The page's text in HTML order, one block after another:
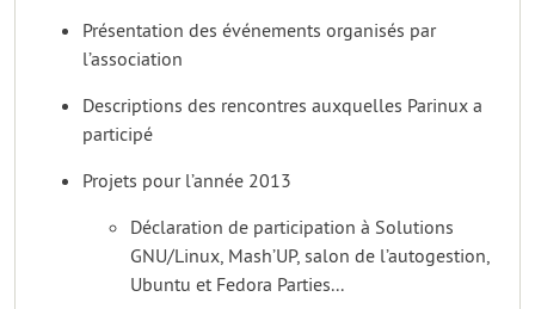
Présentation des événements organisés par
l’association
Descriptions des rencontres auxquelles Parinux a
participé
Projets pour l’année 2013
Déclaration de participation à Solutions
GNU/Linux, Mash’UP, salon de l’autogestion,
Ubuntu et Fedora Parties...